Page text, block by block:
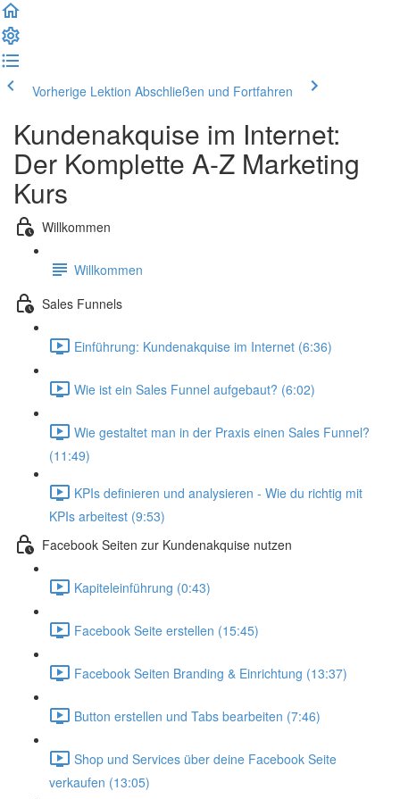
Vorherige Lektion Abschließen und Fortfahren
Kundenakquise im Internet:
Der Komplette A-Z Marketing
Kurs
Willkommen
Willkommen
Sales Funnels
Einführung: Kundenakquise im Internet (6:36)
Wie ist ein Sales Funnel aufgebaut? (6:02)
Wie gestaltet man in der Praxis einen Sales Funnel?
(11:49)
KPIs definieren und analysieren - Wie du richtig mit
KPIs arbeitest (9:53)
Facebook Seiten zur Kundenakquise nutzen
Kapiteleinführung (0:43)
Facebook Seite erstellen (15:45)
Facebook Seiten Branding & Einrichtung (13:37)
Button erstellen und Tabs bearbeiten (7:46)
Shop und Services über deine Facebook Seite
verkaufen (13:05)